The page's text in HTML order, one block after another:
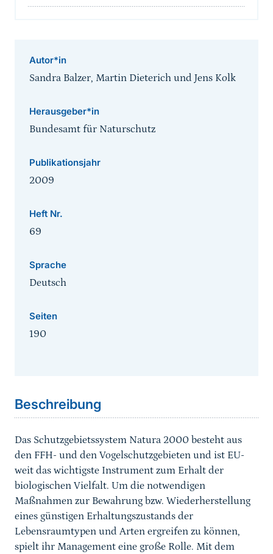
Autor*in
Sandra Balzer, Martin Dieterich und Jens Kolk
Herausgeber*in
Bundesamt für Naturschutz
Publikationsjahr
2009
Heft Nr.
69
Sprache
Deutsch
Seiten
190
Beschreibung
Das Schutzgebietssystem Natura 2000 besteht aus
den FFH- und den Vogelschutzgebieten und ist EU-
weit das wichtigste Instrument zum Erhalt der
biologischen Vielfalt. Um die notwendigen
Maßnahmen zur Bewahrung bzw. Wiederherstellung
eines günstigen Erhaltungszustands der
Lebensraumtypen und Arten ergreifen zu können,
spielt ihr Management eine große Rolle. Mit dem